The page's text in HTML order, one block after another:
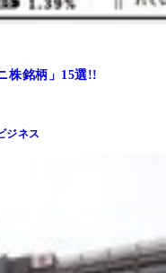
株銘柄」15選!!
ジネス